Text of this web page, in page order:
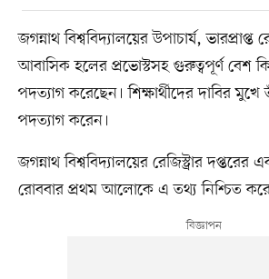
জগন্নাথ বিশ্ববিদ্যালয়ের উপাচার্য, ভারপ্রাপ্ত
আবাসিক হলের প্রভোস্টসহ গুরুত্বপূর্ণ বেশ
পদত্যাগ করেছেন। শিক্ষার্থীদের দাবির
পদত্যাগ করেন।
জগন্নাথ বিশ্ববিদ্যালয়ের রেজিস্ট্রার
রোববার প্রথম আলোকে এ তথ্য নিশ্চিত